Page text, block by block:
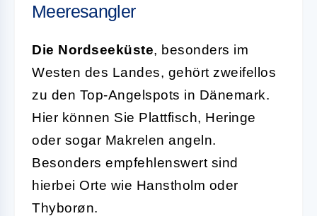
Meeresangler
Die Nordseeküste, besonders im
Westen des Landes, gehört zweifellos
zu den Top-Angelspots in Dänemark.
Hier können Sie Plattfisch, Heringe
oder sogar Makrelen angeln.
Besonders empfehlenswert sind
hierbei Orte wie Hanstholm oder
Thyborøn.